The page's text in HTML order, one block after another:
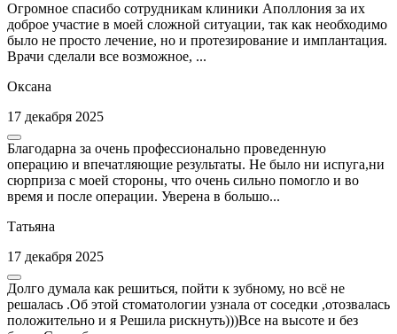
Огромное спасибо сотрудникам клиники Аполлония за их
доброе участие в моей сложной ситуации, так как необходимо
было не просто лечение, но и протезирование и имплантация.
Врачи сделали все возможное, ...
Оксана
17 декабря 2025
Благодарна за очень профессионально проведенную
операцию и впечатляющие результаты. Не было ни испуга,ни
сюрприза с моей стороны, что очень сильно помогло и во
время и после операции. Уверена в большо...
Татьяна
17 декабря 2025
Долго думала как решиться, пойти к зубному, но всё не
решалась .Об этой стоматологии узнала от соседки ,отозвалась
положительно и я Решила рискнуть)))Все на высоте и без